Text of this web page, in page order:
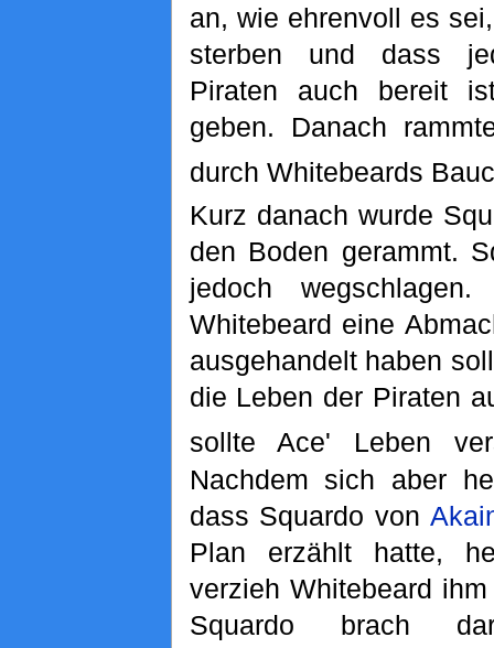
an, wie ehrenvoll es
sterben und dass
Piraten auch bereit
geben. Danach
durch Whitebeards
Kurz danach wurde
den Boden gerammt.
jedoch
Whitebeard eine
ausgehandelt haben
die Leben der Piraten
sollte Ace' Leben
Nachdem sich aber
dass Squardo von
Plan erzählt hatte,
verzieh Whitebeard
Squardo brach